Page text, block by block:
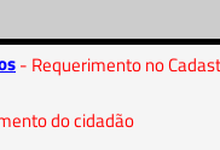
- Requerimento no
do cidadão